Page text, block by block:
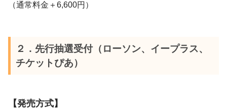
（通常料金＋6,600円）
２．先行抽選受付（ローソン、イープラス、
チケットぴあ）
【発売方式】